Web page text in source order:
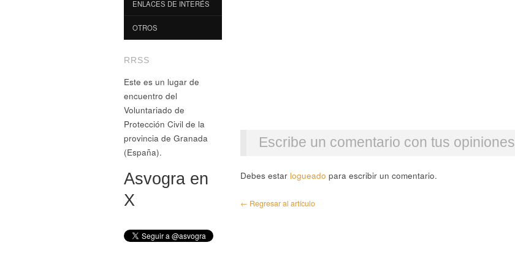
ENLACES DE INTERÉS
OTROS
RRSS
Este es un lugar de
encuentro del
Voluntariado de
Protección Civil de la
provincia de Granada
(España).
Asvogra en
X
Escribe un comentario con tus opiniones
Debes estar logueado para escribir un comentario.
← Regresar al artículo